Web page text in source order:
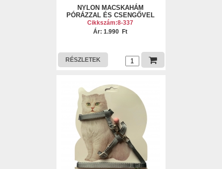
NYLON MACSKAHÁM
PÓRÁZZAL ÉS CSENGŐVEL
Cikkszám:8-337
Ár: 1.990 Ft
RÉSZLETEK